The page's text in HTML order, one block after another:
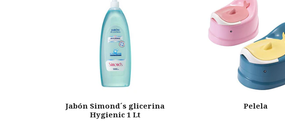
Jabón Simond´s glicerina
Hygienic 1 Lt
Pelela